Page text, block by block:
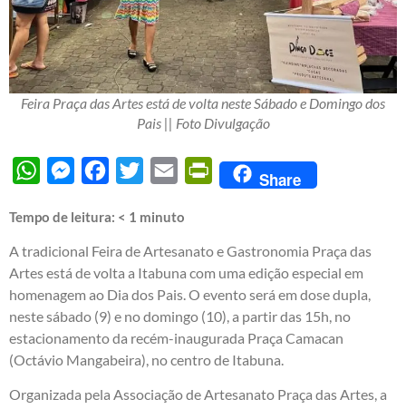
Feira Praça das Artes está de volta neste Sábado e Domingo dos
Pais || Foto Divulgação
WhatsAppMessengerFacebook
Twitter Email PrintFriendly
Share
Tempo de leitura: < 1 minuto
A tradicional Feira de Artesanato e Gastronomia Praça das
Artes está de volta a Itabuna com uma edição especial em
homenagem ao Dia dos Pais. O evento será em dose dupla,
neste sábado (9) e no domingo (10), a partir das 15h, no
estacionamento da recém-inaugurada Praça Camacan
(Octávio Mangabeira), no centro de Itabuna.
Organizada pela Associação de Artesanato Praça das Artes, a